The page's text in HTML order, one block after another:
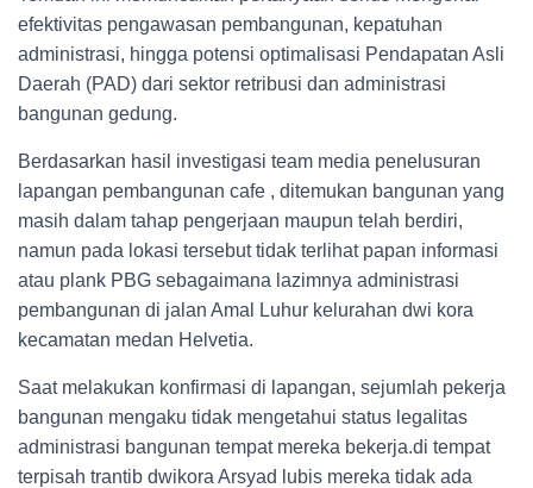
efektivitas pengawasan pembangunan, kepatuhan
administrasi, hingga potensi optimalisasi Pendapatan Asli
Daerah (PAD) dari sektor retribusi dan administrasi
bangunan gedung.
Berdasarkan hasil investigasi team media penelusuran
lapangan pembangunan cafe , ditemukan bangunan yang
masih dalam tahap pengerjaan maupun telah berdiri,
namun pada lokasi tersebut tidak terlihat papan informasi
atau plank PBG sebagaimana lazimnya administrasi
pembangunan di jalan Amal Luhur kelurahan dwi kora
kecamatan medan Helvetia.
Saat melakukan konfirmasi di lapangan, sejumlah pekerja
bangunan mengaku tidak mengetahui status legalitas
administrasi bangunan tempat mereka bekerja.di tempat
terpisah trantib dwikora Arsyad lubis mereka tidak ada